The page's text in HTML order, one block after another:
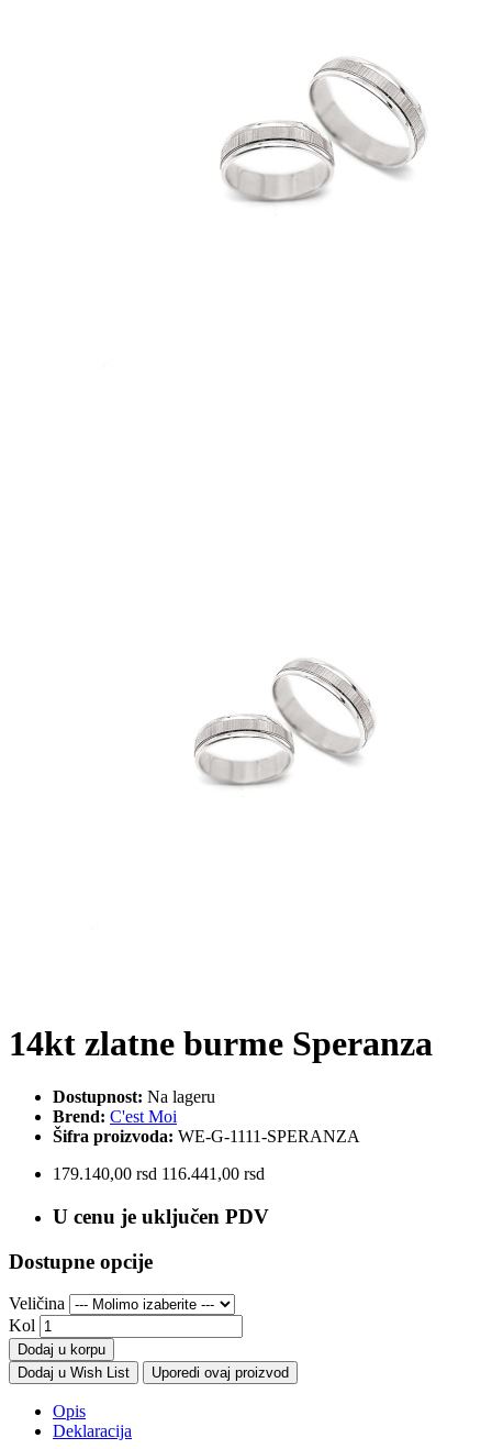
14kt zlatne burme Speranza
Dostupnost: Na lageru
Brend: C'est Moi
Šifra proizvoda: WE-G-1111-SPERANZA
179.140,00 rsd 116.441,00 rsd
U cenu je uključen PDV
Dostupne opcije
Veličina
Kol
Dodaj u korpu
Dodaj u Wish List
Uporedi ovaj proizvod
Opis
Deklaracija